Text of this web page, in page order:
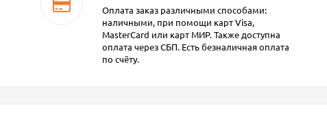
Оплата заказ различными способами:
наличными, при помощи карт Visa,
MasterCard или карт МИР. Также доступна
оплата через СБП. Есть безналичная оплата
по счёту.